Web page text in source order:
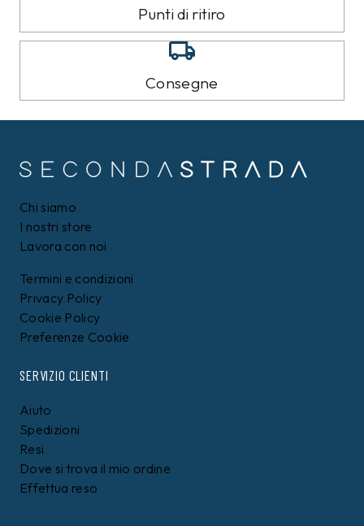
Punti di ritiro
Consegne
Chi siamo
I nostri store
Lavora con noi
Termini e condizioni
Privacy Policy
Cookie Policy
Preferenze Cookie
SERVIZIO CLIENTI
Aiuto
Spedizioni
Resi
Dove si trova il mio ordine
Effettua reso